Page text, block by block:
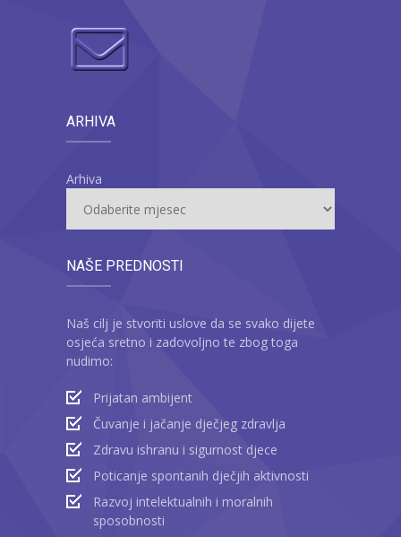
Kontakt
ARHIVA
Arhiva
NAŠE PREDNOSTI
Naš cilj je stvoriti uslove da se svako dijete
osjeća sretno i zadovoljno te zbog toga
nudimo:
Prijatan ambijent
Čuvanje i jačanje dječjeg zdravlja
Zdravu ishranu i sigurnost djece
Poticanje spontanih dječjih aktivnosti
Razvoj intelektualnih i moralnih
sposobnosti